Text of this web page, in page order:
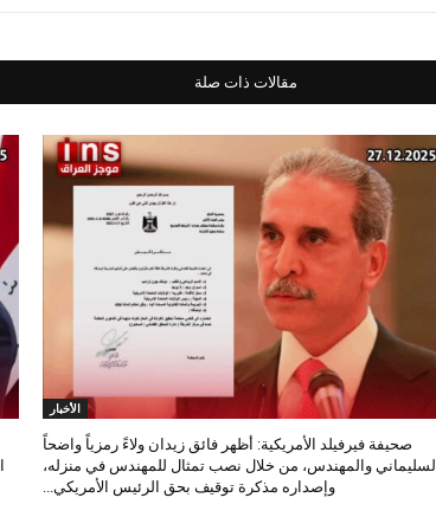
مقالات ذات صلة
الأخبار
صحيفة فيرفيلد الأمريكية: أظهر فائق زيدان ولاءً رمزياً واضحاً
لسليماني والمهندس، من خلال نصب تمثال للمهندس في منزله،
وإصداره مذكرة توقيف بحق الرئيس الأمريكي...